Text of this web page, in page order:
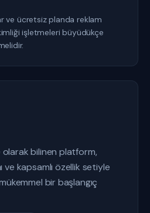
ve ücretsiz planda reklam
işletmeleri büyüdükçe
bilinen platform,
kapsamlı özellik setiyle
bir başlangıç